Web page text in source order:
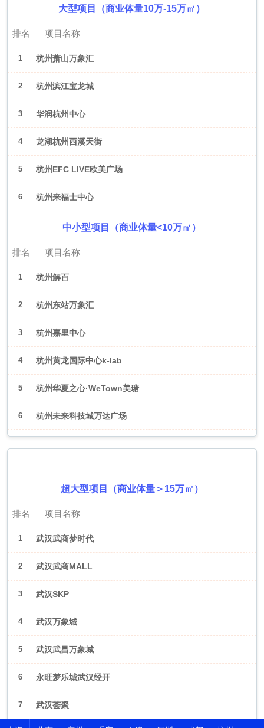
大型项目（商业体量10万-15万㎡）
排名 项目名称
1 杭州萧山万象汇
2 杭州滨江宝龙城
3 华润杭州中心
4 龙湖杭州西溪天街
5 杭州EFC LIVE欧美广场
6 杭州来福士中心
中小型项目（商业体量<10万㎡）
排名 项目名称
1 杭州解百
2 杭州东站万象汇
3 杭州嘉里中心
4 杭州黄龙国际中心k-lab
5 杭州华夏之心·WeTown美瑭
6 杭州未来科技城万达广场
超大型项目（商业体量＞15万㎡）
排名 项目名称
1 武汉武商梦时代
2 武汉武商MALL
3 武汉SKP
4 武汉万象城
5 武汉武昌万象城
6 永旺梦乐城武汉经开
7 武汉荟聚